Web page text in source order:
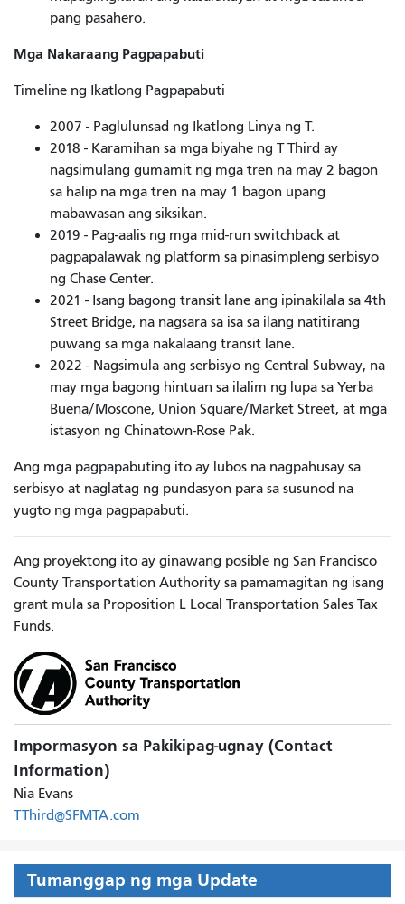
pang pasahero.
Mga Nakaraang Pagpapabuti
Timeline ng Ikatlong Pagpapabuti
2007 - Paglulunsad ng Ikatlong Linya ng T.
2018 - Karamihan sa mga biyahe ng T Third ay
nagsimulang gumamit ng mga tren na may 2 bagon
sa halip na mga tren na may 1 bagon upang
mabawasan ang siksikan.
2019 - Pag-aalis ng mga mid-run switchback at
pagpapalawak ng platform sa pinasimpleng serbisyo
ng Chase Center.
2021 - Isang bagong transit lane ang ipinakilala sa 4th
Street Bridge, na nagsara sa isa sa ilang natitirang
puwang sa mga nakalaang transit lane.
2022 - Nagsimula ang serbisyo ng Central Subway, na
may mga bagong hintuan sa ilalim ng lupa sa Yerba
Buena/Moscone, Union Square/Market Street, at mga
istasyon ng Chinatown-Rose Pak.
Ang mga pagpapabuting ito ay lubos na nagpahusay sa
serbisyo at naglatag ng pundasyon para sa susunod na
yugto ng mga pagpapabuti.
Ang proyektong ito ay ginawang posible ng San Francisco
County Transportation Authority sa pamamagitan ng isang
grant mula sa Proposition L Local Transportation Sales Tax
Funds.
Impormasyon sa Pakikipag-ugnay (Contact
Information)
Nia Evans
TThird@SFMTA.com
Tumanggap ng mga Update